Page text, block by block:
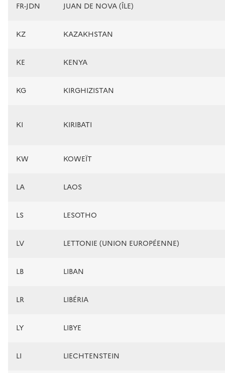
FR-JDN JUAN DE NOVA (ÎLE)
KZ KAZAKHSTAN
KE KENYA
KG KIRGHIZISTAN
KI KIRIBATI
KW KOWEÏT
LA LAOS
LS LESOTHO
LV LETTONIE (UNION EUROPÉENNE)
LB LIBAN
LR LIBÉRIA
LY LIBYE
LI LIECHTENSTEIN